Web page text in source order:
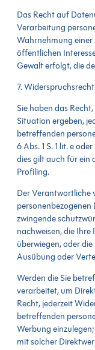
Das Recht auf
Verarbeitung
Wahrnehmung
öffentlichen
Gewalt erfolgt, die
7. Widerspruchsrecht
Sie haben das
Situation ergeben,
betreffenden
6 Abs. 1 S. 1 lit. e
dies gilt auch für ein
Profiling.
Der Verantwortliche
personenbezogenen
zwingende
nachweisen, die Ihre
überwiegen, oder
Ausübung oder
Werden die Sie
verarbeitet, um
Recht, jederzeit
betreffenden
Werbung
mit solcher